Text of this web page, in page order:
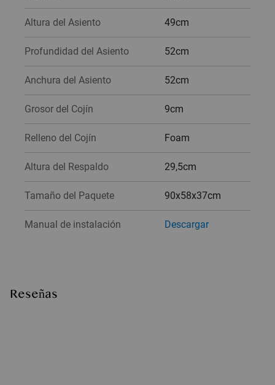
Altura del Asiento 49cm
Profundidad del Asiento 52cm
Anchura del Asiento 52cm
Grosor del Cojín 9cm
Relleno del Cojín Foam
Altura del Respaldo 29,5cm
Tamaño del Paquete 90x58x37cm
Manual de instalación Descargar
Reseñas